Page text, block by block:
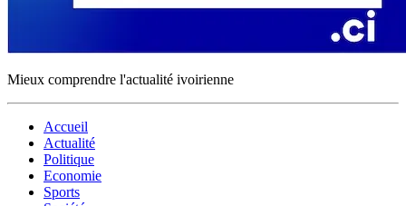
Mieux comprendre l'actualité ivoirienne
Accueil
Actualité
Politique
Economie
Sports